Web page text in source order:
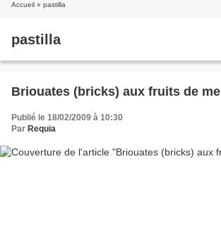
Accueil » pastilla
pastilla
Briouates (bricks) aux fruits de
Publié le 18/02/2009 à 10:30
Par Requia